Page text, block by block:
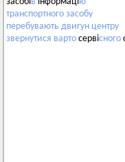
транспортного засобу
перебувають двигун центру
звернутися варто сервісного